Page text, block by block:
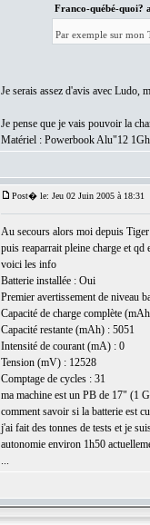
Franco-québé-
Par exemple sur mon
Je serais assez d'avis avec Ludo,
Je pense que je vais pouvoir la
Matériel : Powerbook Alu"12
Post� le: Jeu 02 Juin 2005 à 18:31
Au secours alors moi depuis
puis reaparrait pleine charge et qd
voici les info
Batterie installée : Oui
Premier avertissement de niveau
Capacité de charge complète
Capacité restante (mAh) : 5051
Intensité de courant (mA) : 0
Tension (mV) : 12528
Comptage de cycles : 31
ma machine est un PB de 17" (1
comment savoir si la batterie est
j'ai fait des tonnes de tests et je
autonomie environ 1h50
...